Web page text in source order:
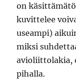
on
kuvittelee
useampi)
miksi
avioliittolakia,
pihalla.